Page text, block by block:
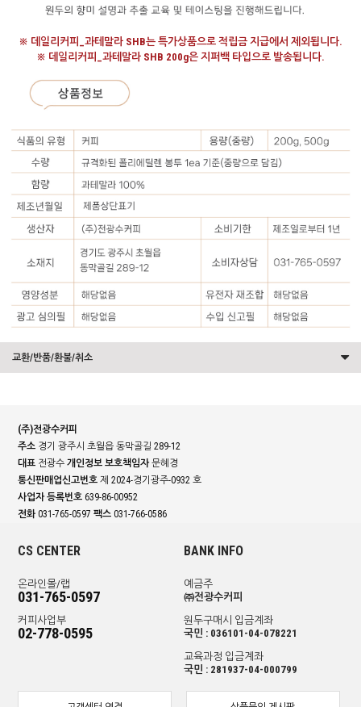
※ 데일리커피_과테말라 SHB는 특가상품으로 적립금 지급에서 제외됩니다.
※ 데일리커피_과테말라 SHB 200g은 지퍼백 타입으로 발송됩니다.
교환/반품/환불/취소
(주)전광수커피
주소 경기 광주시 초월읍 동막골길 289-12
대표 전광수개인정보 보호책임자문혜경
통신판매업신고번호 제 2024-경기광주-0932 호
사업자 등록번호 639-86-00952
전화 031-765-0597팩스 031-766-0586
CS CENTER
온라인몰/랩
031-765-0597
커피사업부
02-778-0595
BANK INFO
예금주
㈜전광수커피
원두구매시 입금계좌
국민 : 036101-04-078221
교육과정 입금계좌
국민 : 281937-04-000799